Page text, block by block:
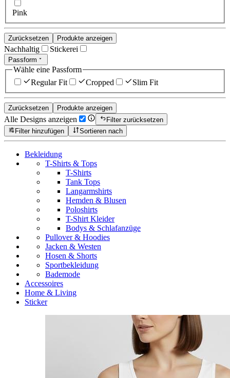
Pink
Zurücksetzen Produkte anzeigen
Nachhaltig Stickerei
Passform
Wähle eine Passform
Regular Fit
Cropped Slim Fit
Zurücksetzen Produkte anzeigen
Alle Designs anzeigen
Filter zurücksetzen
Filter hinzufügen
Sortieren nach
Bekleidung
T-Shirts & Tops
T-Shirts
Tank Tops
Langarmshirts
Hemden & Blusen
Poloshirts
T-Shirt Kleider
Bodys & Schlafanzüge
Pullover & Hoodies
Jacken & Westen
Hosen & Shorts
Sportbekleidung
Bademode
Accessoires
Home & Living
Sticker